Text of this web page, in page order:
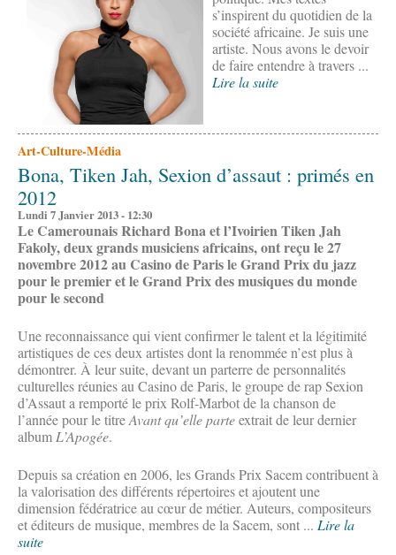
s’inspirent du quotidien de la
société africaine. Je suis une
artiste. Nous avons le devoir
de faire entendre à travers ...
Lire la suite
Art-Culture-Média
Bona, Tiken Jah, Sexion d’assaut : primés en
2012
Lundi 7 Janvier 2013 - 12:30
Le Camerounais Richard Bona et l’Ivoirien Tiken Jah
Fakoly, deux grands musiciens africains, ont reçu le 27
novembre 2012 au Casino de Paris le Grand Prix du jazz
pour le premier et le Grand Prix des musiques du monde
pour le second
Une reconnaissance qui vient confirmer le talent et la légitimité
artistiques de ces deux artistes dont la renommée n’est plus à
démontrer. À leur suite, devant un parterre de personnalités
culturelles réunies au Casino de Paris, le groupe de rap Sexion
d’Assaut a remporté le prix Rolf-Marbot de la chanson de
l’année pour le titreAvant qu’elle parteextrait de leur dernier
albumL’Apogée.
Depuis sa création en 2006, les Grands Prix Sacem contribuent à
la valorisation des différents répertoires et ajoutent une
dimension fédératrice au cœur de métier. Auteurs, compositeurs
et éditeurs de musique, membres de la Sacem, sont ... Lire la
suite